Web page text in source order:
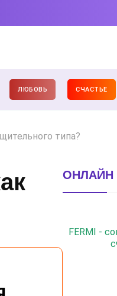
ЛЮБОВЬ СЧАСТЬЕ
типа?
ОНЛАЙН
FERMI -